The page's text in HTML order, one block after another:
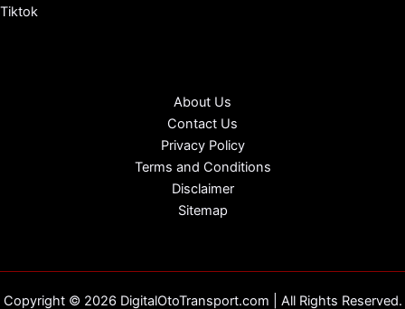
Tiktok
About Us
Contact Us
Privacy Policy
Terms and Conditions
Disclaimer
Sitemap
Copyright © 2026 DigitalOtoTransport.com | All Rights Reserved.